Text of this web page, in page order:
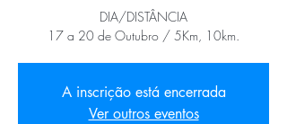
DIA/DISTÂNCIA
17 a 20 de Outubro / 5Km, 10km.
A inscrição está encerrada
Ver outros eventos